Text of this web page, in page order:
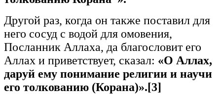
Другой раз, когда он также поставил для
него сосуд с водой для омовения,
Посланник Аллаха, да благословит его
Аллах и приветствует, сказал: «О Аллах,
даруй ему понимание религии и научи
его толкованию (Корана)».[3]